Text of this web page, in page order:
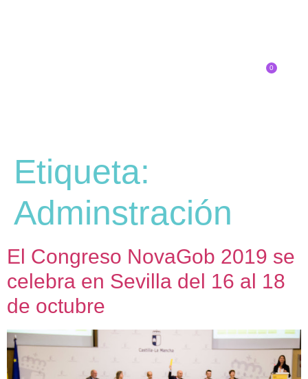
0
Etiqueta:
Adminstración
El Congreso NovaGob 2019 se
celebra en Sevilla del 16 al 18
de octubre